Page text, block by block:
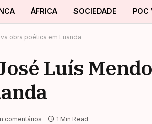
ÁFRICA SOCIEDADE POC
obra poética em Luanda
Luís
comentários 1 Min Read